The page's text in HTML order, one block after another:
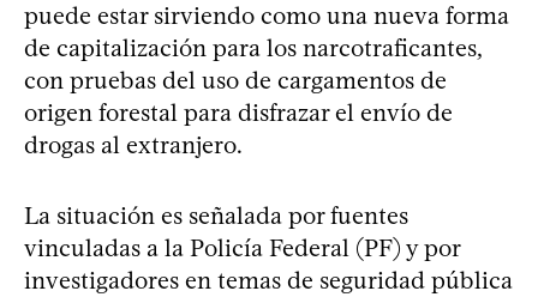
puede estar sirviendo como una nueva forma
de capitalización para los narcotraficantes,
con pruebas del uso de cargamentos de
origen forestal para disfrazar el envío de
drogas al extranjero.
La situación es señalada por fuentes
vinculadas a la Policía Federal (PF) y por
investigadores en temas de seguridad pública